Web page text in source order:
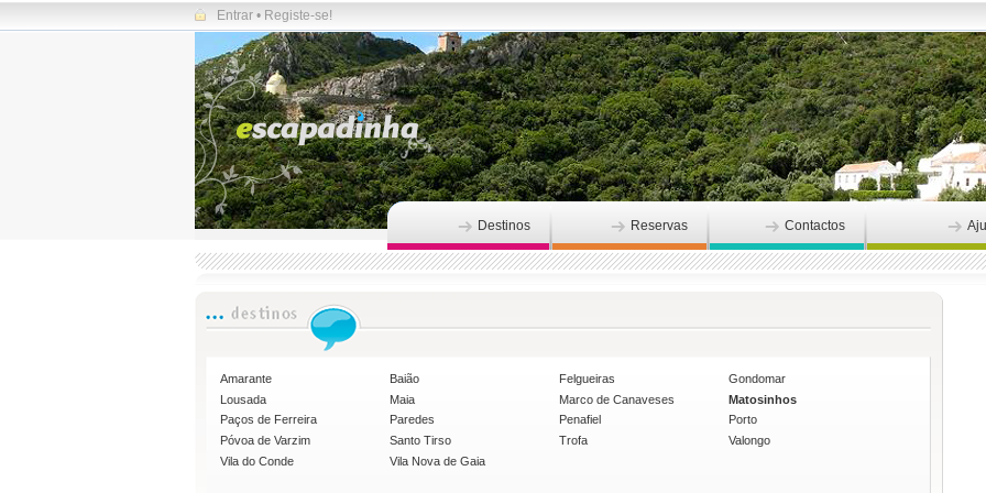
Entrar • Registe-se!
Destinos Reservas Contactos
Amarante Baião Felgueiras
Gondomar
Lousada
Maia Marco de Canaveses
Matosinhos
Paços de Ferreira
Paredes Penafiel
Porto
Póvoa de Varzim
Santo Tirso Trofa
Valongo
Vila do Conde
Vila Nova de Gaia